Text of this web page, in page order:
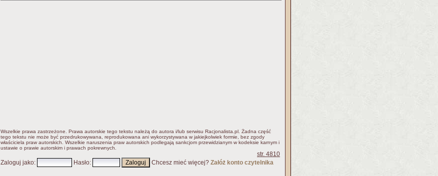
Wszelkie prawa zastrzeżone. Prawa autorskie tego tekstu należą do autora i/lub serwisu Racjonalista.pl. Żadna część
tego tekstu nie może być przedrukowywana, reprodukowana ani wykorzystywana w jakiejkolwiek formie, bez zgody
właściciela praw autorskich. Wszelkie naruszenia praw autorskich podlegają sankcjom przewidzianym w kodeksie karnym i
ustawie o prawie autorskim i prawach pokrewnych.
str. 4810
Zaloguj jako: Hasło: Chcesz mieć więcej? Załóż konto czytelnika